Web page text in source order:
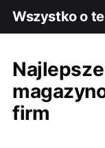
Wszystko o
firm